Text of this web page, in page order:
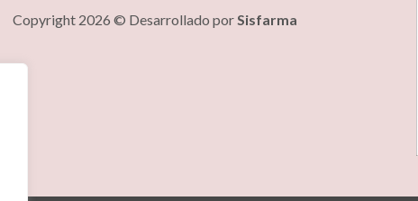
Copyright 2026 © Desarrollado porSisfarma